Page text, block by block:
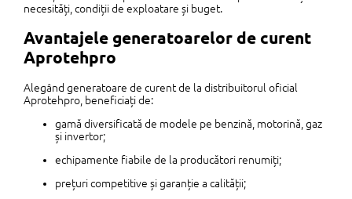
necesități, condiții de exploatare și buget.
Avantajele generatoarelor de curent
Aprotehpro
Alegând generatoare de curent de la distribuitorul oficial
Aprotehpro, beneficiați de:
gamă diversificată de modele pe benzină, motorină, gaz
și invertor;
echipamente fiabile de la producători renumiți;
prețuri competitive și garanție a calității;